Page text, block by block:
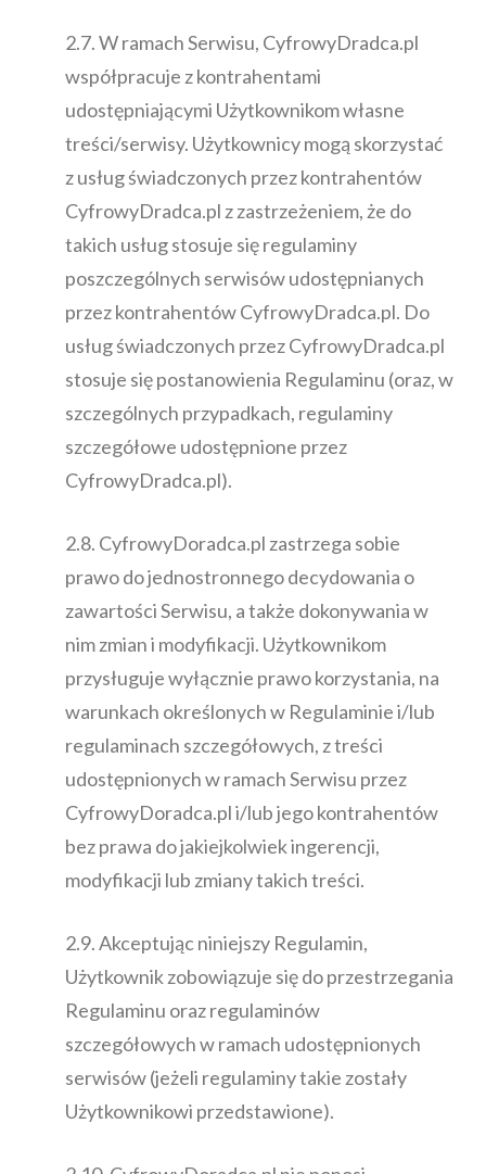
2.7. W ramach Serwisu, CyfrowyDradca.pl
współpracuje z kontrahentami
udostępniającymi Użytkownikom własne
treści/serwisy. Użytkownicy mogą skorzystać
z usług świadczonych przez kontrahentów
CyfrowyDradca.pl z zastrzeżeniem, że do
takich usług stosuje się regulaminy
poszczególnych serwisów udostępnianych
przez kontrahentów CyfrowyDradca.pl. Do
usług świadczonych przez CyfrowyDradca.pl
stosuje się postanowienia Regulaminu (oraz, w
szczególnych przypadkach, regulaminy
szczegółowe udostępnione przez
CyfrowyDradca.pl).
2.8. CyfrowyDoradca.pl zastrzega sobie
prawo do jednostronnego decydowania o
zawartości Serwisu, a także dokonywania w
nim zmian i modyfikacji. Użytkownikom
przysługuje wyłącznie prawo korzystania, na
warunkach określonych w Regulaminie i/lub
regulaminach szczegółowych, z treści
udostępnionych w ramach Serwisu przez
CyfrowyDoradca.pl i/lub jego kontrahentów
bez prawa do jakiejkolwiek ingerencji,
modyfikacji lub zmiany takich treści.
2.9. Akceptując niniejszy Regulamin,
Użytkownik zobowiązuje się do przestrzegania
Regulaminu oraz regulaminów
szczegółowych w ramach udostępnionych
serwisów (jeżeli regulaminy takie zostały
Użytkownikowi przedstawione).